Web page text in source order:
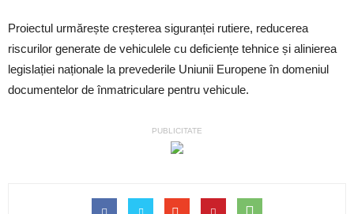
Proiectul urmărește creșterea siguranței rutiere, reducerea
riscurilor generate de vehiculele cu deficiențe tehnice și alinierea
legislației naționale la prevederile Uniunii Europene în domeniul
documentelor de înmatriculare pentru vehicule.
PUBLICITATE